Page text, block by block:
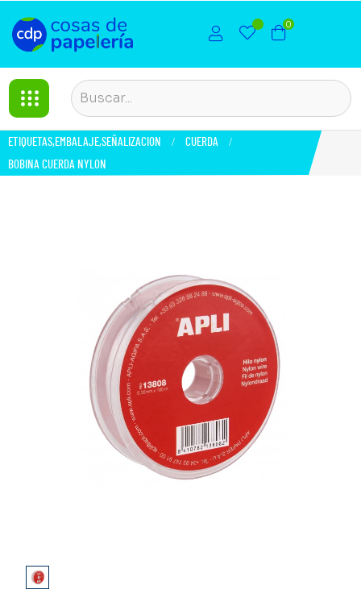
0
ETIQUETAS,EMBALAJE,SEÑALIZACION
CUERDA
BOBINA CUERDA NYLON